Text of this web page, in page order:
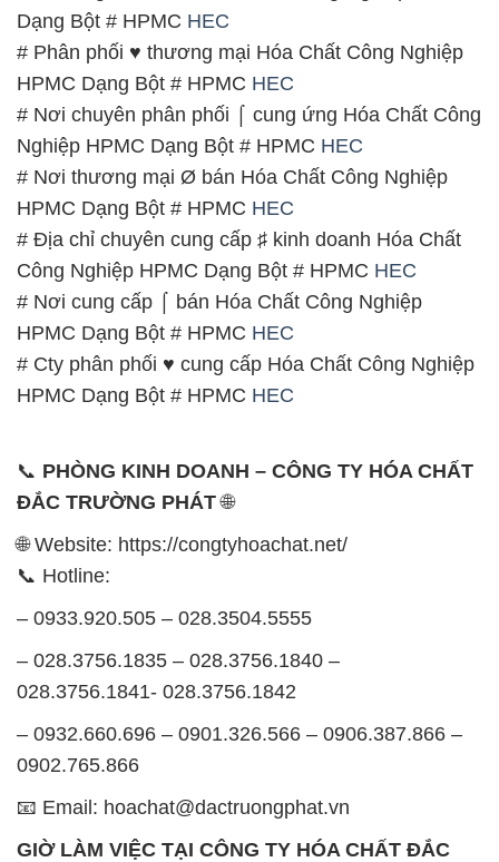
Dạng Bột # HPMC HEC
# Phân phối ♥ thương mại Hóa Chất Công Nghiệp
HPMC Dạng Bột # HPMC HEC
# Nơi chuyên phân phối ⌠ cung ứng Hóa Chất Công
Nghiệp HPMC Dạng Bột # HPMC HEC
# Nơi thương mại Ø bán Hóa Chất Công Nghiệp
HPMC Dạng Bột # HPMC HEC
# Địa chỉ chuyên cung cấp ♯ kinh doanh Hóa Chất
Công Nghiệp HPMC Dạng Bột # HPMC HEC
# Nơi cung cấp ⌠ bán Hóa Chất Công Nghiệp
HPMC Dạng Bột # HPMC HEC
# Cty phân phối ♥ cung cấp Hóa Chất Công Nghiệp
HPMC Dạng Bột # HPMC HEC
📞 PHÒNG KINH DOANH – CÔNG TY HÓA CHẤT
ĐẮC TRƯỜNG PHÁT🌐
🌐 Website: https://congtyhoachat.net/
📞 Hotline:
– 0933.920.505 – 028.3504.5555
– 028.3756.1835 – 028.3756.1840 –
028.3756.1841- 028.3756.1842
– 0932.660.696 – 0901.326.566 – 0906.387.866 –
0902.765.866
📧 Email: hoachat@dactruongphat.vn
GIỜ LÀM VIỆC TẠI CÔNG TY HÓA CHẤT ĐẮC